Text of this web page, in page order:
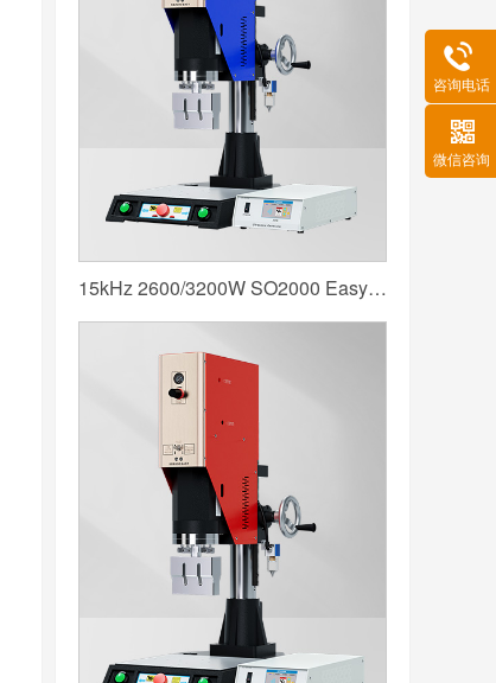
15kHz 2600/3200W SO2000 Easy 声峰超声波焊接机 数字 圆立柱 蓝色
咨询电话
微信咨询